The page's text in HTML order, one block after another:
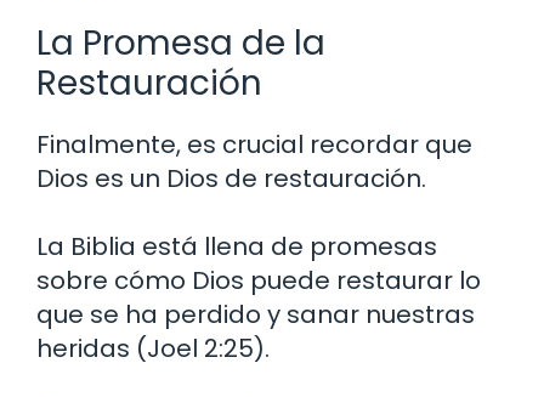
La Promesa de la
Restauración
Finalmente, es crucial recordar que
Dios es un Dios de restauración.
La Biblia está llena de promesas
sobre cómo Dios puede restaurar lo
que se ha perdido y sanar nuestras
heridas (Joel 2:25).